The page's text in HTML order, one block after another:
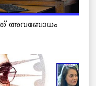
അവബോധം